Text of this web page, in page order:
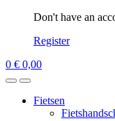
Don't have an
Register
0 € 0,00
Fietsen